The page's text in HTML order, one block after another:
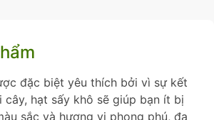
đặc biệt yêu thích bởi vì sự kết
cây, hạt sấy khô sẽ giúp bạn ít bị
sắc và hương vị phong phú, đa